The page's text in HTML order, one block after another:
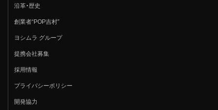
沿革・歴史
創業者“POP吉村”
ヨシムラ グループ
提携会社募集
採用情報
プライバシーポリシー
開発協力